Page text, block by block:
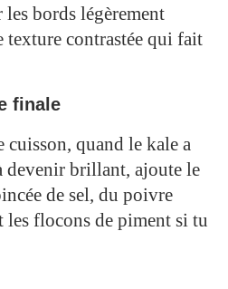
les bords légèrement
texture contrastée qui fait
finale
cuisson, quand le kale a
devenir brillant, ajoute le
de sel, du poivre
flocons de piment si tu